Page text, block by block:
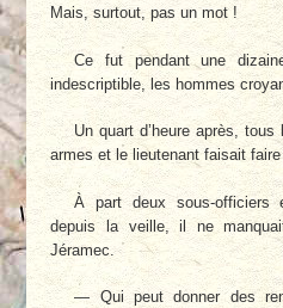
Mais, surtout, pas un mot !
Ce fut pendant une
indescriptible, les hommes
Un quart d’heure après,
armes et le lieutenant faisait faire
À part deux sous-officiers
depuis la veille, il ne
Jéramec.
— Qui peut donner des